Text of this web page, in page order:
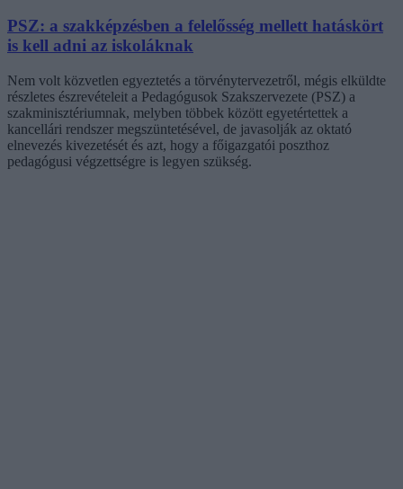
PSZ: a szakképzésben a felelősség mellett hatáskört
is kell adni az iskoláknak
Nem volt közvetlen egyeztetés a törvénytervezetről, mégis elküldte
részletes észrevételeit a Pedagógusok Szakszervezete (PSZ) a
szakminisztériumnak, melyben többek között egyetértettek a
kancellári rendszer megszüntetésével, de javasolják az oktató
elnevezés kivezetését és azt, hogy a főigazgatói poszthoz
pedagógusi végzettségre is legyen szükség.